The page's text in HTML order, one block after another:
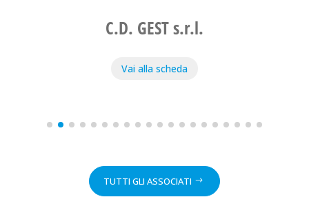
C.D. GEST s.r.l.
Vai alla scheda
TUTTI GLI ASSOCIATI